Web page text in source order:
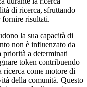
di ricerca, sfruttando
fornire risultati.
la sua capacità di
non è influenzato da
priorità a determinati
token contribuendo
ricerca come motore di
della comunità. Questo